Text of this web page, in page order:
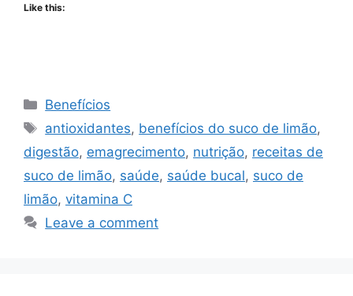
Like this:
Categories
Benefícios
Tags
antioxidantes, benefícios do suco de limão,
digestão, emagrecimento, nutrição, receitas de
suco de limão, saúde, saúde bucal, suco de
limão, vitamina C
Leave a comment